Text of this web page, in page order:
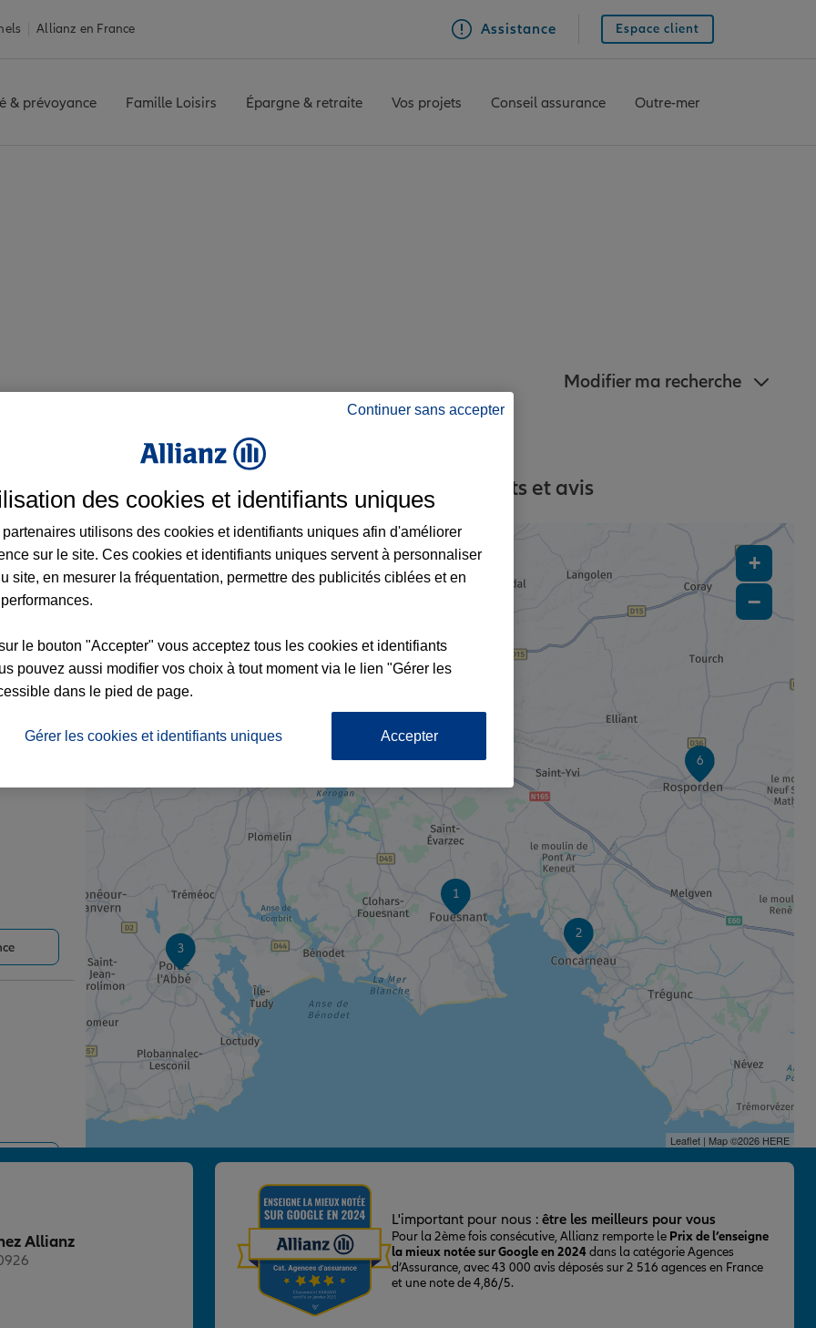
Allianz en France Assistance Espace client
& prévoyance Famille Loisirs Épargne & retraite Vos projets Conseil assurance Outre-mer
Modifier ma recherche
à Fouesnant et aux alentours : adresses, contacts et avis
6
3
x2
2
1
+
−
Leaflet| Map ©2026 HERE
Allianz
L'important pour nous : être les meilleurs pour vous
Pour la 2ème fois consécutive, Allianz remporte le Prix de l’enseigne
la mieux notée sur Google en 2024dans la catégorie Agences
d’Assurance, avec 43 000 avis déposés sur 2 516 agences en France
et une note de 4,86/5.
Continuer sans accepter
des cookies et identifiants uniques
partenaires utilisons des cookies et identifiants uniques afin d'améliorer
sur le site. Ces cookies et identifiants uniques servent à personnaliser
site, en mesurer la fréquentation, permettre des publicités ciblées et en
le bouton "Accepter" vous acceptez tous les cookies et identifiants
pouvez aussi modifier vos choix à tout moment via le lien "Gérer les
dans le pied de page.
Gérer les cookies et identifiants uniques Accepter